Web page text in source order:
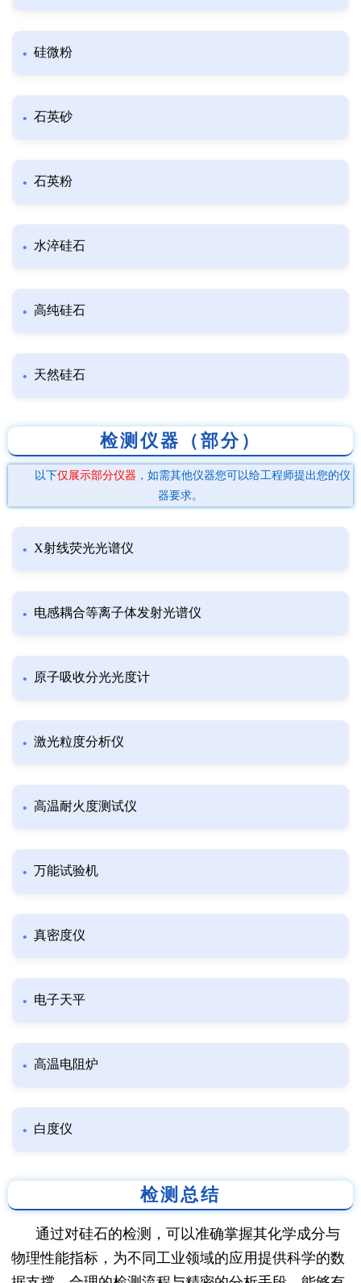
硅微粉
石英砂
石英粉
水淬硅石
高纯硅石
天然硅石
检测仪器（部分）
以下仅展示部分仪器 ，如需其他仪器您可以给工程师提出您的仪
器要求。
X射线荧光光谱仪
电感耦合等离子体发射光谱仪
原子吸收分光光度计
激光粒度分析仪
高温耐火度测试仪
万能试验机
真密度仪
电子天平
高温电阻炉
白度仪
检测总结
通过对硅石的检测，可以准确掌握其化学成分与
物理性能指标，为不同工业领域的应用提供科学的数